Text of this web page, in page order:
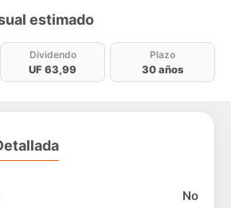
estimado
estimado
Dividendo
UF 63,99
Plazo
30 años
No